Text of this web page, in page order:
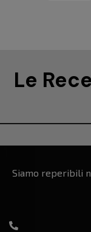
Le
Siamo reperibili